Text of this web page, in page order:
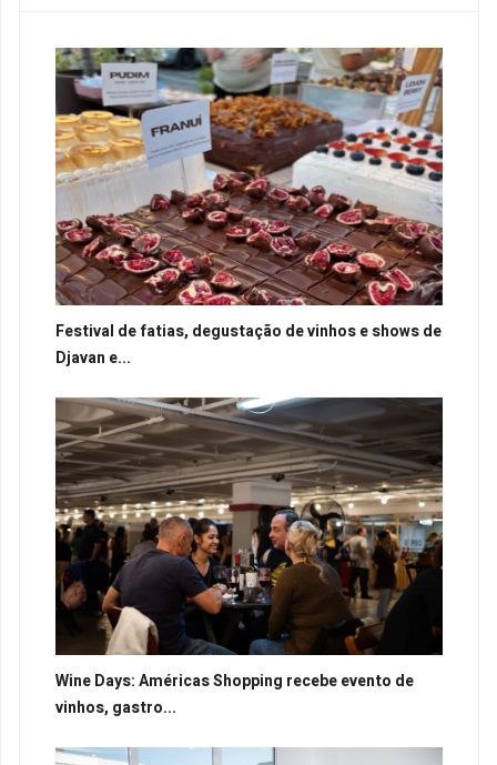
Festival de fatias, degustação de vinhos e shows de
Djavan e...
Wine Days: Américas Shopping recebe evento de
vinhos, gastro...